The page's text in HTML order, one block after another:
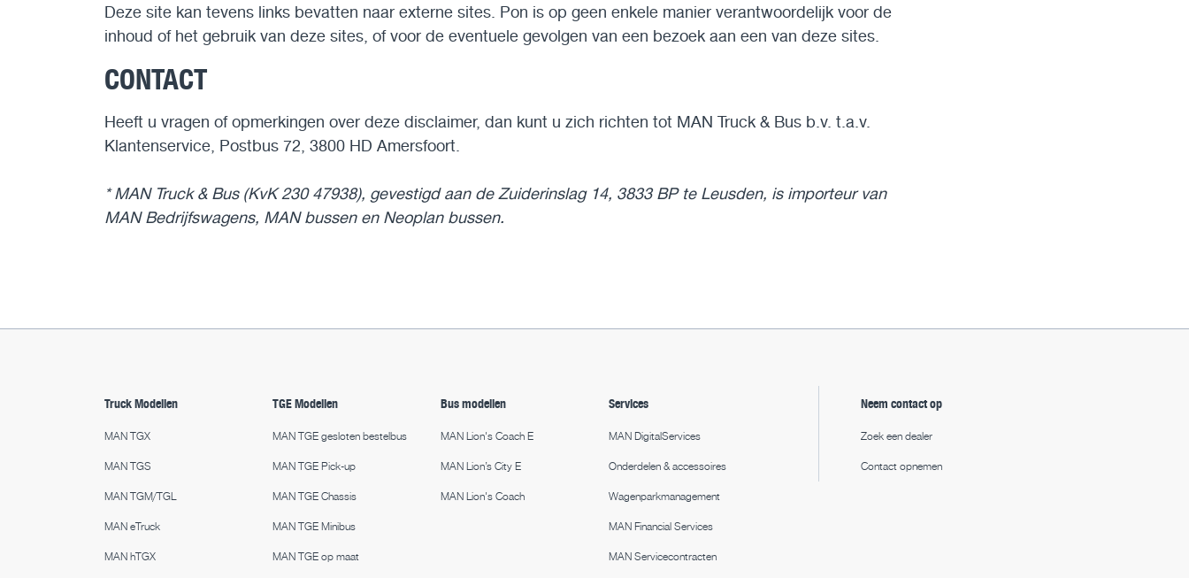
Deze site kan tevens links bevatten naar externe sites. Pon is op geen enkele manier verantwoordelijk voor de
inhoud of het gebruik van deze sites, of voor de eventuele gevolgen van een bezoek aan een van deze sites.
CONTACT
Heeft u vragen of opmerkingen over deze disclaimer, dan kunt u zich richten tot MAN Truck & Bus b.v. t.a.v.
Klantenservice, Postbus 72, 3800 HD Amersfoort.
* MAN Truck & Bus (KvK 230 47938), gevestigd aan de Zuiderinslag 14, 3833 BP te Leusden, is importeur van
MAN Bedrijfswagens, MAN bussen en Neoplan bussen.
Truck Modellen
MAN TGX
MAN TGS
MAN TGM/TGL
MAN eTruck
MAN hTGX
TGE Modellen
MAN TGE gesloten bestelbus
MAN TGE Pick-up
MAN TGE Chassis
MAN TGE Minibus
MAN TGE op maat
Bus modellen
MAN Lion's Coach E
MAN Lion’s City E
MAN Lion's Coach
Services
MAN DigitalServices
Onderdelen & accessoires
Wagenparkmanagement
MAN Financial Services
MAN Servicecontracten
Neem contact op
Zoek een dealer
Contact opnemen